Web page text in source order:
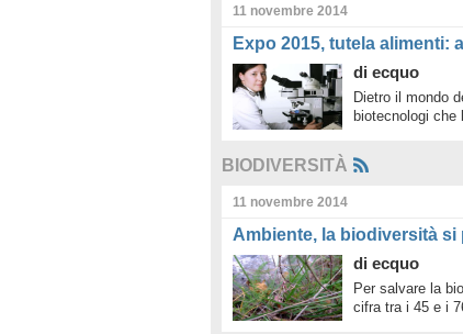
11 novembre 2014
Expo 2015, tutela alimenti:
di ecquo
Dietro il mondo
biotecnologi
BIODIVERSITÀ
11 novembre 2014
Ambiente, la biodiversità
di ecquo
Per salvare la
cifra tra i 45 e i